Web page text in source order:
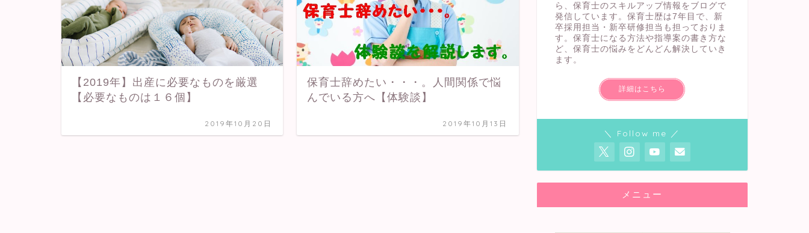
【2019年】出産に必要なものを厳選
【必要なものは１６個】
2019年10月20日
保育士辞めたい・・・。人間関係で悩
んでいる方へ【体験談】
2019年10月13日
ら、保育士のスキルアップ情報をブログで
発信しています。保育士歴は7年目で、新
卒採用担当・新卒研修担当も担っておりま
す。保育士になる方法や指導案の書き方な
ど、保育士の悩みをどんどん解決していき
ます。
詳細はこちら
＼ Follow me ／
メニュー